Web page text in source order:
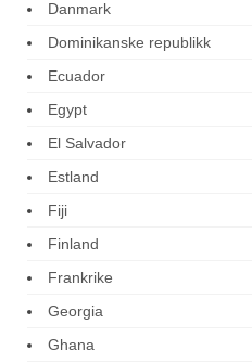
Danmark
Dominikanske republikk
Ecuador
Egypt
El Salvador
Estland
Fiji
Finland
Frankrike
Georgia
Ghana